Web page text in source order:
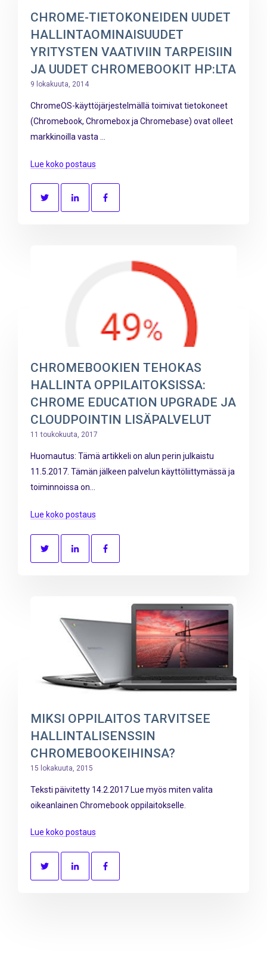
CHROME-TIETOKONEIDEN UUDET
HALLINTAOMINAISUUDET
YRITYSTEN VAATIVIIN TARPEISIIN
JA UUDET CHROMEBOOKIT HP:LTA
9 lokakuuta, 2014
ChromeOS-käyttöjärjestelmällä toimivat tietokoneet
(Chromebook, Chromebox ja Chromebase) ovat olleet
markkinoilla vasta ...
Lue koko postaus
CHROMEBOOKIEN TEHOKAS
HALLINTA OPPILAITOKSISSA:
CHROME EDUCATION UPGRADE JA
CLOUDPOINTIN LISÄPALVELUT
11 toukokuuta, 2017
Huomautus: Tämä artikkeli on alun perin julkaistu
11.5.2017. Tämän jälkeen palvelun käyttöliittymässä ja
toiminnoissa on...
Lue koko postaus
MIKSI OPPILAITOS TARVITSEE
HALLINTALISENSSIN
CHROMEBOOKEIHINSA?
15 lokakuuta, 2015
Teksti päivitetty 14.2.2017 Lue myös miten valita
oikeanlainen Chromebook oppilaitokselle.
Lue koko postaus